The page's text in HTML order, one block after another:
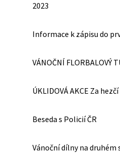
2023
Informace k zápisu do
VÁNOČNÍ FLORBALOVÝ
ÚKLIDOVÁ AKCE Za
Beseda s Policií ČR
Vánoční dílny na druhém